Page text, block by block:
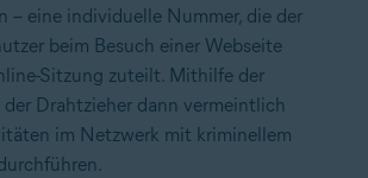
– eine individuelle Nummer, die der
beim Besuch einer Webseite
Sitzung zuteilt. Mithilfe der
Drahtzieher dann vermeintlich
im Netzwerk mit kriminellem